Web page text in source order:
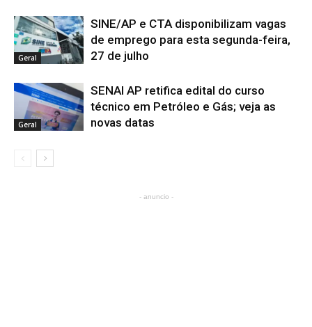
Geral
SINE/AP e CTA disponibilizam vagas
de emprego para esta segunda-feira,
27 de julho
Geral
SENAI AP retifica edital do curso
técnico em Petróleo e Gás; veja as
novas datas
- anuncio -